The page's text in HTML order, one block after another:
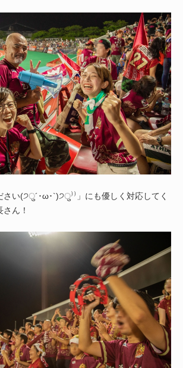
さい(੭ु´･ω･`)੭ु⁾⁾」にも優しく対応してく
ん！